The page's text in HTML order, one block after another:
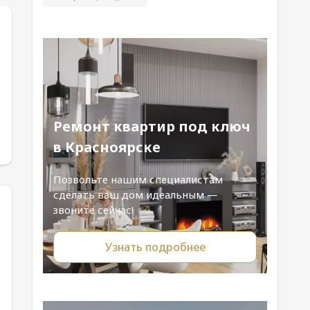
Ремонт квартир под ключ
в Красноярске
Позвольте нашим специалистам
сделать ваш дом идеальным —
звоните сейчас!
Узнать подробнее